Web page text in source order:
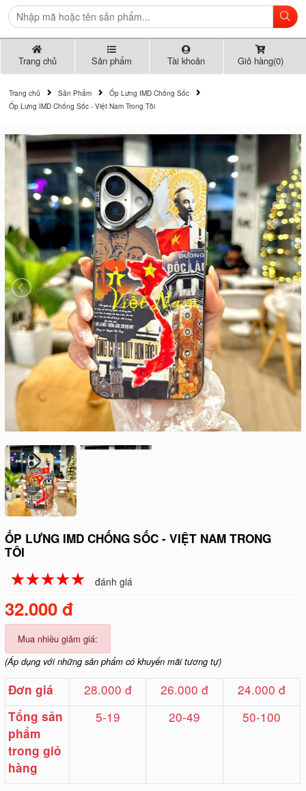
Trang chủ Sản phẩm Tài khoản Giỏ hàng(0)
Trang chủ Sản Phẩm
Ốp Lưng IMD Chống Sốc
Ốp Lưng IMD Chống Sốc - Việt Nam Trong Tôi
ỐP LƯNG IMD CHỐNG SỐC - VIỆT NAM TRONG
TÔI
☆☆☆☆☆
★★★★★ đánh giá
32.000 đ
Mua nhiều giảm giá:
(Áp dụng với những sản phẩm có khuyến mãi tương tự)
Đơn giá 28.000 đ 26.000 đ 24.000 đ
Tổng sản
phẩm
trong giỏ
hàng
5-19 20-49 50-100